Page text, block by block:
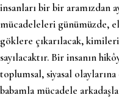
insanları bir bir aramızdan
mücadeleleri günümüzde,
göklere çıkarılacak,
sayılacaktır. Bir insanın
toplumsal, siyasal
babamla mücadele